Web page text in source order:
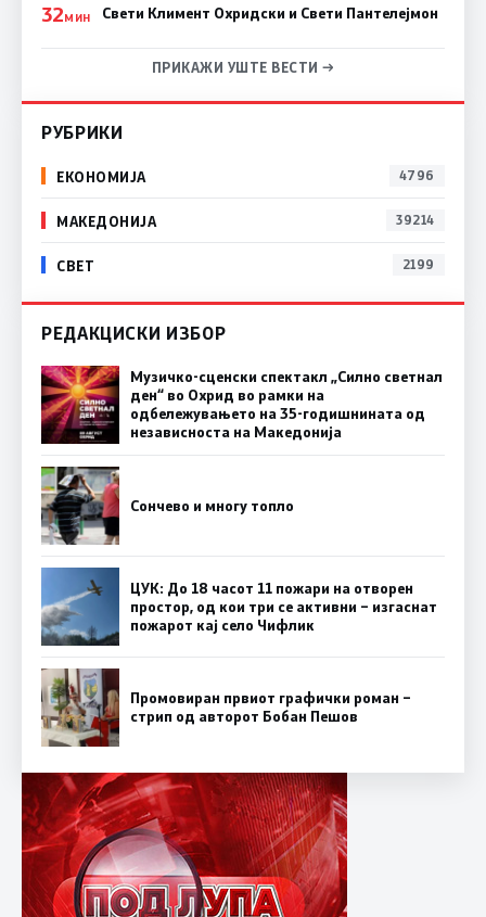
32МИН Свети Климент Охридски и Свети Пантелејмон
ПРИКАЖИ УШТЕ ВЕСТИ →
РУБРИКИ
ЕКОНОМИЈА 4796
МАКЕДОНИЈА 39214
СВЕТ 2199
РЕДАКЦИСКИ ИЗБОР
Музичко-сценски спектакл „Силно светнал
ден“ во Охрид во рамки на
одбележувањето на 35-годишнината од
независноста на Македонија
Сончево и многу топло
ЦУК: До 18 часот 11 пожари на отворен
простор, од кои три се активни – изгаснат
пожарот кај село Чифлик
Промовиран првиот графички роман –
стрип од авторот Бобан Пешов